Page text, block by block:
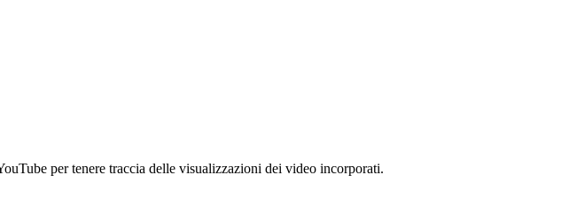
per tenere traccia delle visualizzazioni dei video incorporati.